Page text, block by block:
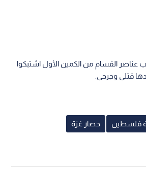
عناصر القسام من الكمين الأول اشتبكوا
قتلى وجرحى.
فلسطين حصار غزة